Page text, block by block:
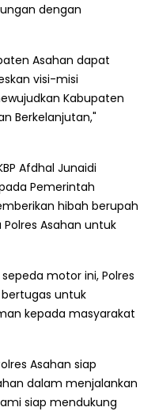
dengan
Asahan dapat
visi-misi
Kabupaten
Berkelanjutan,"
Afdhal Junaidi
Pemerintah
hibah berupah
Asahan untuk
motor ini, Polres
untuk
kepada masyarakat
Asahan siap
dalam menjalankan
siap mendukung